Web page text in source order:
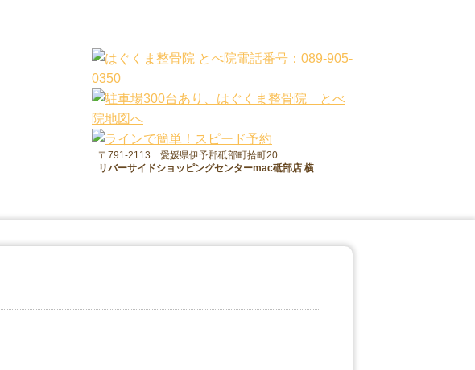
〒791-2113 愛媛県伊予郡砥部町拾町20
リバーサイドショッピングセンターmac砥部店 横